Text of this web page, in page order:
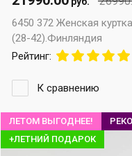
6450 372 Женская
(28-42).Финляндия
Рейтинг:
К сравнению
ЛЕТОМ ВЫГОДНЕЕ!
+ЛЕТНИЙ ПОДАРОК